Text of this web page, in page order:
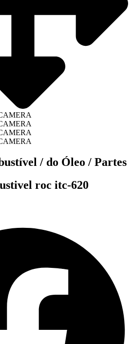
/ do Óleo / Partes
roc itc-620